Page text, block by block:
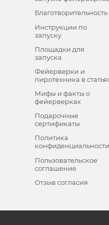
Благотворительность
Инструкции по
запуску
Площадки для
запуска
Фейерверки и
пиротехника в
Мифы и факты о
фейерверках
Подарочные
сертификаты
Политика
Пользовательское
соглашение
Отзыв согласия